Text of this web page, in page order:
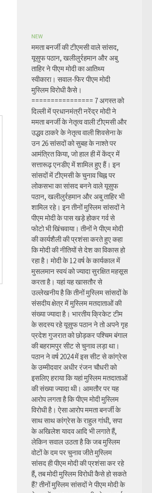
NEW
ममता बनर्जी की टीएमसी वाले सांसद,
यूसुफ पठान, खलीलुर्रहमान और अबु
ताहिर ने पीएम मोदी का आतिथ्य
स्वीकारा। सवाल-फिर पीएम मोदी
मुस्लिम विरोधी कैसे।
================ 7 अगस्त को
दिल्ली में प्रधानमंत्री नरेंद्र मोदी ने
ममता बनर्जी के नेतृत्व वाली टीएमसी और
उद्धव ठाकरे के नेतृत्व वाली शिवसेना के
उन 26 सांसदों को सुबह के नाश्ते पर
आमंत्रित किया, जो हाल ही में केंद्र में
सत्तारूढ़ एनडीए में शामिल हुए हैं। इन
सांसदों में टीएमसी के चुनाव चिह्न पर
लोकसभा का सांसद बनने वाले यूसुफ
पठान, खलीलुर्रहमान और अबु ताहिर भी
शामिल रहे। इन तीनों मुस्लिम सांसदों ने
पीएम मोदी के पास खड़े होकर गर्व से
फोटो भी खिंचवाया। तीनों ने पीएम मोदी
की कार्यशैली की प्रशंसा करते हुए कहा
कि मोदी की नीतियों से देश का विकास हो
रहा है। मोदी के 12 वर्ष के कार्यकाल में
मुसलमान स्वयं को ज्यादा सुरक्षित महसूस
करता है। यहां यह खासतौर से
उल्लेखनीय है कि तीनों मुस्लिम सांसदों के
संसदीय क्षेत्र में मुस्लिम मतदाताओं की
संख्या ज्यादा है। भारतीय क्रिकेट टीम
के सदस्य रहे यूसुफ पठान ने तो अपने गृह
प्रदेश गुजरात को छोड़कर पश्चिम बंगाल
की बहरामपुर सीट से चुनाव लड़ा था।
पठान ने वर्ष 2024 में इस सीट से कांग्रेस
के उम्मीदवार अधीर रंजन चौधरी को
इसलिए हराया कि यहां मुस्लिम मतदाताओं
की संख्या ज्यादा थी। आमतौर पर यह
आरोप लगता है कि पीएम मोदी मुस्लिम
विरोधी है। ऐसा आरोप ममता बनर्जी के
साथ साथ कांग्रेस के राहुल गांधी, सपा
के अखिलेश यादव आदि भी लगाते हैं,
लेकिन सवाल उठता है कि जब मुस्लिम
वोटों के दम पर चुनाव जीते मुस्लिम
सांसद ही पीएम मोदी की प्रशंसा कर रहे
हैं, तब मोदी मुस्लिम विरोधी कैसे हो सकते
हैं? तीनों मुस्लिम सांसदों ने पीएम मोदी के